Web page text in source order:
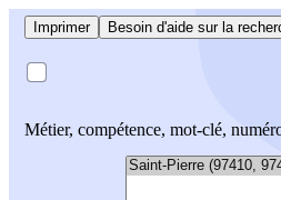
Imprimer Besoin d'aide sur la
Métier, compétence, mot-clé,